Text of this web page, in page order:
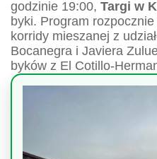
godzinie 19:00, Targi w
byki. Program
korridy mieszanej z
Bocanegra i Javiera
byków z El Cotillo-